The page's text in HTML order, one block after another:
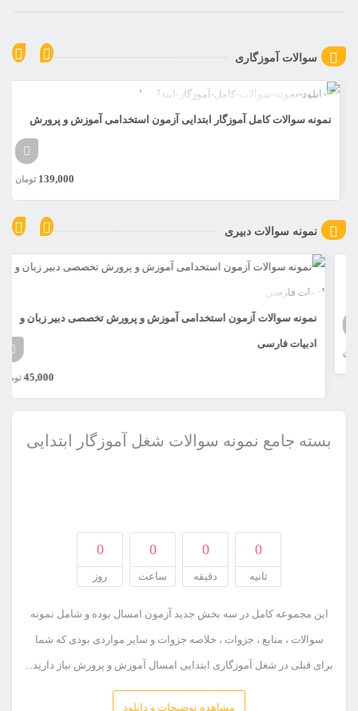
سوالات آموزگاری
نمونه سوالات کامل آموزگار ابتدایی آزمون استخدامی آموزش و پرورش
139,000 تومان
نمونه سوالات دبیری
نمونه سوالات آزمون استخدامی آموزش و پرورش تخصصی دبیر زبان و
ادبیات فارسی
45,000 تومان
بسته جامع نمونه سوالات شغل آموزگار ابتدایی
0
روز
0
ساعت
0
دقیقه
0
ثانیه
این مجموعه کامل در سه بخش جدید آزمون امسال بوده و شامل نمونه
سوالات ، منابع ، جزوات ، خلاصه جزوات و سایر مواردی بودی که شما
برای قبلی در شغل آموزگاری ابتدایی امسال آموزش و پرورش نیاز دارید...
مشاهده توضیحات و دانلود